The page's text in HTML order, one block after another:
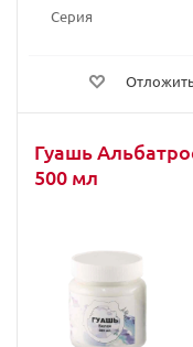
Серия
Гуашь
500 мл